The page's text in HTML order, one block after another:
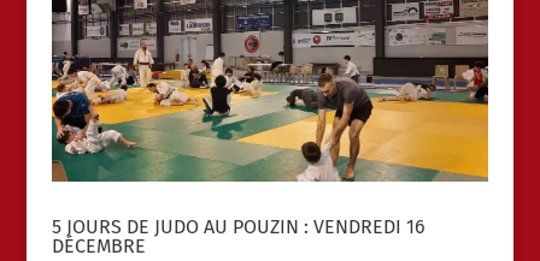
5 JOURS DE JUDO AU POUZIN : VENDREDI 16
DÉCEMBRE